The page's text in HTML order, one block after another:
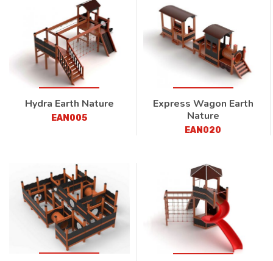
Hydra Earth Nature
EAN005
Express Wagon Earth
Nature
EAN020